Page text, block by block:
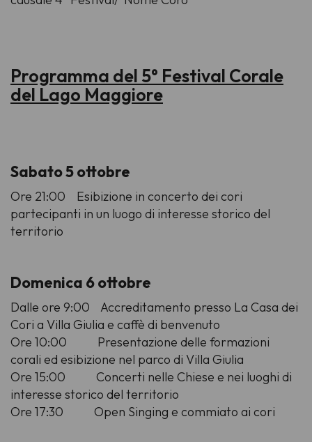
Programma del 5° Festival Corale
del Lago Maggiore
Sabato 5 ottobre
Ore 21:00 Esibizione in concerto dei cori
partecipanti in un luogo di interesse storico del
territorio
Domenica 6 ottobre
Dalle ore 9:00 Accreditamento presso La Casa dei
Cori a Villa Giulia e caffè di benvenuto
Ore 10:00 Presentazione delle formazioni
corali ed esibizione nel parco di Villa Giulia
Ore 15:00 Concerti nelle Chiese e nei luoghi di
interesse storico del territorio
Ore 17:30 Open Singing e commiato ai cori